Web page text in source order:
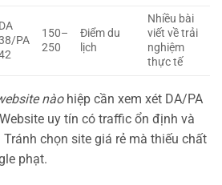
DA
PA
150–
250
Điểm du
lịch
Nhiều bài
viết về trải
nghiệm
thực tế
nàohiệp cần xem xét DA/PA
uy tín có traffic ổn định và
chọn site giá rẻ mà thiếu chất
phạt.